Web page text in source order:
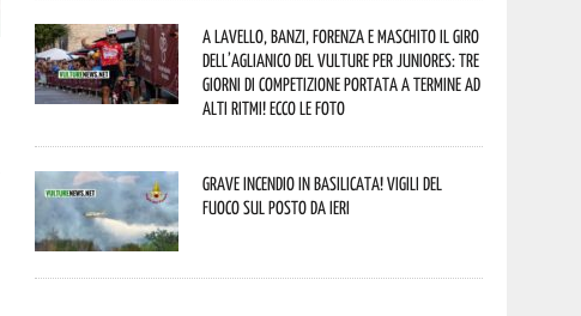
A Lavello, Banzi, Forenza e Maschito il Giro
dell’Aglianico del Vulture per juniores: tre
giorni di competizione portata a termine ad
alti ritmi! Ecco le foto
Grave incendio in Basilicata! Vigili del
fuoco sul posto da ieri